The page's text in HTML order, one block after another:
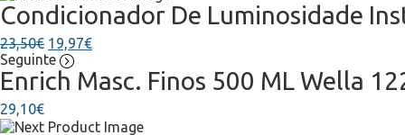
Condicionador De Luminosidade
23,50€ 19,97€
Seguinte
Enrich Masc. Finos 500 ML Wella
29,10€